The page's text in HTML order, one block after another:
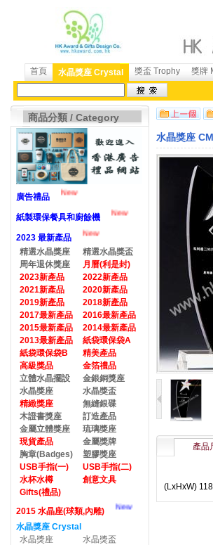
首頁 水晶獎座 Crystal 獎盃 Trophy 獎牌
商品分類 / Category
廣告禮品 New
紙製環保餐具和廚餘機 New
2023 最新產品
New
精選水晶獎座
精選水晶獎盃
周年退休獎座
月曆(利是封)
2023新產品
2022新產品
2021新產品
2020新產品
2019新產品
2018新產品
2017最新產品
2016最新產品
2015最新產品
2014最新產品
2013最新產品
紙袋環保袋A
紙袋環保袋B
精美產品
高級獎品
金箔禮品
立體水晶擺設
金銀銅獎座
水晶獎座
水晶獎盃
精緻獎座
無縫銀碟
木證書獎座
訂造產品
金屬立體獎座
琉璃獎座
現貨產品
金屬獎牌
胸章(Badges)
塑膠獎座
USB手指(一)
USB手指(二)
水杯水樽
創意文具
Gifts(禮品)
2015 水晶座(球類,內雕)
New
水晶獎座 Crystal
水晶獎座
水晶獎盃
水晶獎座
產品
(LxHxW)